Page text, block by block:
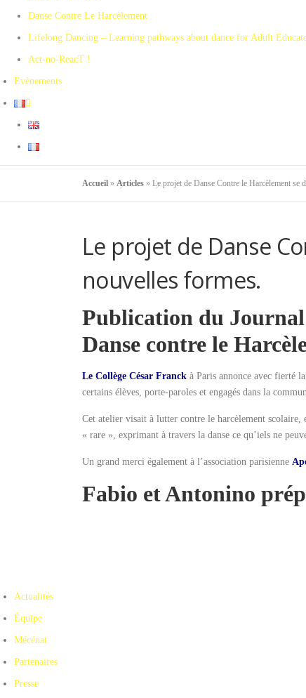
Danse Contre Le Harcèlement
Lifelong Dancing – Learning pathways about dance for Adult
Act-no-ReacT !
Evènements
Accueil » Articles » Le projet de Danse Contre le Harcèlement se
Le projet de Danse
nouvelles formes.
Publication du
Danse contre le
Le Collège César Franck à Paris annonce avec fierté
certains élèves, porte-paroles et engagés dans la
Cet atelier visait à lutter contre le harcèlement scolaire,
« rare », exprimant à travers la danse ce qu’iels ne
Un grand merci également à l’association parisienne
Fabio et Antonino
Actualités
Équipe
Mécénat
Partenaires
Presse